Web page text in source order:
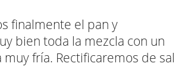
finalmente el pan y
bien toda la mezcla con un
muy fría. Rectificaremos de sal